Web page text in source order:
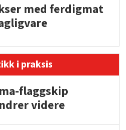
med ferdigmat
i praksis
flaggskip
videre